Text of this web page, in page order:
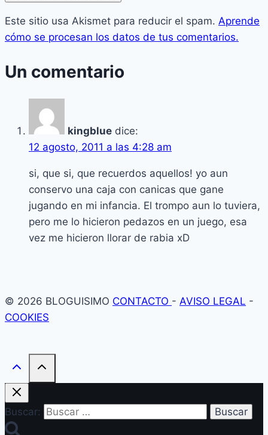
Este sitio usa Akismet para reducir el spam. Aprende
cómo se procesan los datos de tus comentarios.
Un comentario
kingblue dice:
12 agosto, 2011 a las 4:28 am
si, que si, que recuerdos aquellos! yo aun
conservo una caja con canicas que gane
jugando en mi infancia. El trompo aun lo tuviera,
pero me lo hicieron pedazos en un juego, esa
vez me hicieron llorar de rabia xD
© 2026 BLOGUISIMO CONTACTO - AVISO LEGAL -
COOKIES
Buscar: